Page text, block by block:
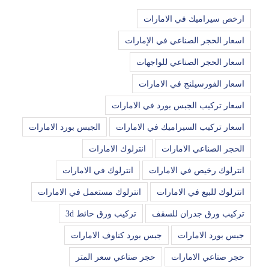
ارخص سيراميك في الامارات
اسعار الحجر الصناعي في الإمارات
اسعار الحجر الصناعي للواجهات
اسعار الفورسيلنج في الامارات
اسعار تركيب الجبس بورد في الامارات
اسعار تركيب السيراميك في الامارات الجبس بورد الامارات
الحجر الصناعي الامارات انترلوك الامارات
انترلوك رخيص في الامارات انترلوك في الامارات
انترلوك للبيع في الامارات انترلوك مستعمل في الامارات
تركيب ورق جدران للسقف تركيب ورق حائط 3d
جبس بورد الامارات جبس بورد كناوف الامارات
حجر صناعي الامارات حجر صناعي سعر المتر